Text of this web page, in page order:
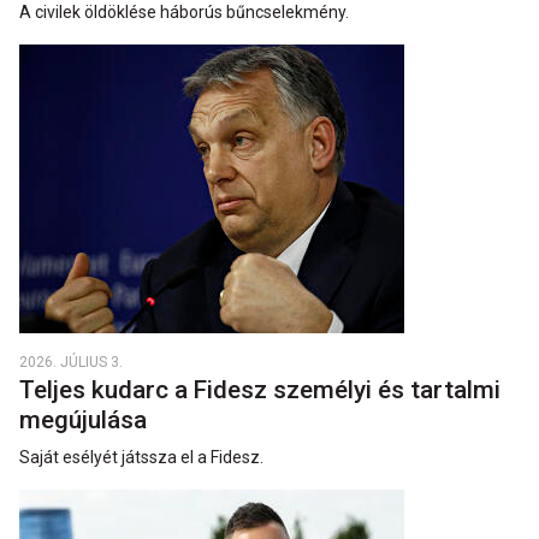
A civilek öldöklése háborús bűncselekmény.
2026. JÚLIUS 3.
Teljes kudarc a Fidesz személyi és tartalmi
megújulása
Saját esélyét játssza el a Fidesz.